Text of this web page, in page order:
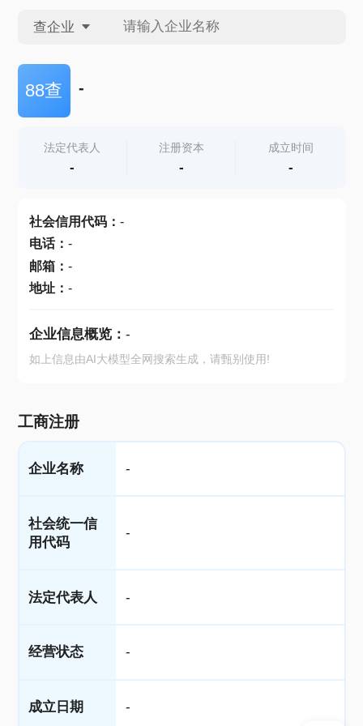
查企业
查企业
查产地
88查 -
法定代表人
-
注册资本
-
成立时间
-
社会信用代码： -
电话： -
邮箱： -
地址： -
企业信息概览： -
如上信息由AI大模型全网搜索生成，请甄别使用!
工商注册
企业名称 -
社会统一信
用代码
-
法定代表人 -
经营状态 -
成立日期 -